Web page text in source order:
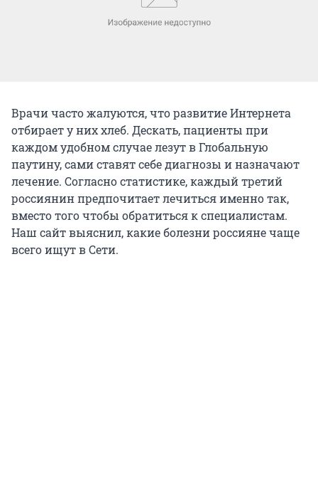
Врачи часто жалуются, что развитие Интернета
отбирает у них хлеб. Дескать, пациенты при
каждом удобном случае лезут в Глобальную
паутину, сами ставят себе диагнозы и назначают
лечение. Согласно статистике, каждый третий
россиянин предпочитает лечиться именно так,
вместо того чтобы обратиться к специалистам.
Наш сайт выяснил, какие болезни россияне чаще
всего ищут в Сети.